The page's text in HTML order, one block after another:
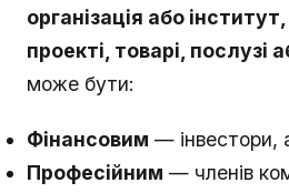
організація або
проекті, товарі, послузі
може бути:
Фінансовим — інвестори,
Професійним — членів